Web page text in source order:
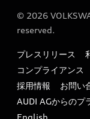
myAudi
メンテナンス
ファイナンス
キャンペーン / イ
買取査定
特定整備適用車一覧
リサイクル法
よくある質問（
© 2026
reserved.
プレスリリース
コンプライアンス
採用情報
お問い
AUDI AGからのプ
English